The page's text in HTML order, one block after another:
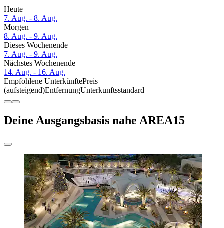
Heute
7. Aug. - 8. Aug.
Morgen
8. Aug. - 9. Aug.
Dieses Wochenende
7. Aug. - 9. Aug.
Nächstes Wochenende
14. Aug. - 16. Aug.
Empfohlene UnterkünftePreis
(aufsteigend)EntfernungUnterkunftsstandard
Deine Ausgangsbasis nahe AREA15